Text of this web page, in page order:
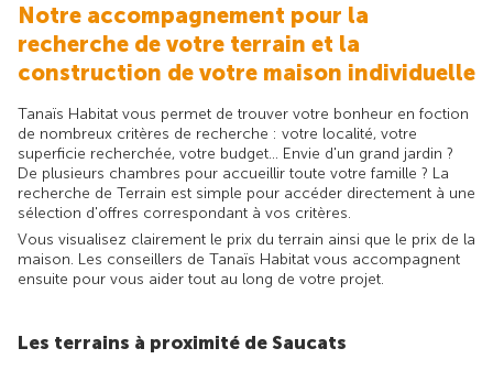
Notre accompagnement pour la
recherche de votre terrain et la
construction de votre maison individuelle
Tanaïs Habitat vous permet de trouver votre bonheur en foction
de nombreux critères de recherche : votre localité, votre
superficie recherchée, votre budget... Envie d'un grand jardin ?
De plusieurs chambres pour accueillir toute votre famille ? La
recherche de Terrain est simple pour accéder directement à une
sélection d'offres correspondant à vos critères.
Vous visualisez clairement le prix du terrain ainsi que le prix de la
maison. Les conseillers de Tanaïs Habitat vous accompagnent
ensuite pour vous aider tout au long de votre projet.
Les terrains à proximité de Saucats